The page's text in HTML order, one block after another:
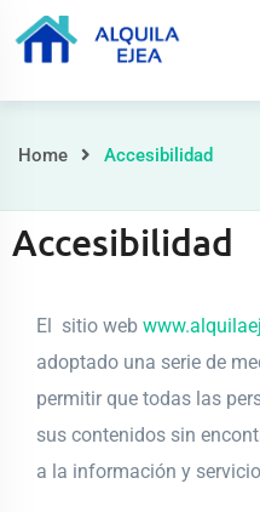
Home Accesibilidad
Accesibilidad
El sitio web
adoptado una serie de
permitir que todas las
sus contenidos sin
a la información y